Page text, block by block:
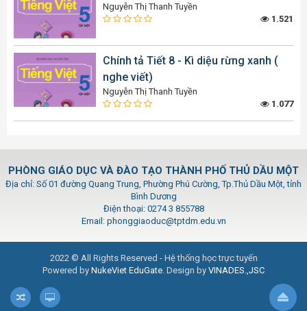
Nguyễn Thị Thanh Tuyền
1.521
Chính tả Tiết 8 - Kì diệu rừng xanh (
nghe viết)
Nguyễn Thị Thanh Tuyền
1.077
PHÒNG GIÁO DỤC VÀ ĐÀO TẠO THÀNH PHỐ THỦ DẦU MỘT
Địa chỉ: Số 01 đường Quang Trung, Phường Phú Cường, Tp.Thủ Dầu Một, tỉnh
Bình Dương
Điện thoại: 0274 3 855788
Email: phonggiaoduc@tptdm.edu.vn
2022 © All Rights Reserved - Hệ thống học trực tuyến
Powered by NukeViet EduGate. Design by VINADES.,JSC